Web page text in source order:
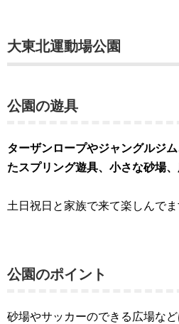
大東北運動場公園
公園の遊具
ターザンロープやジャングルジ
たスプリング遊具、小さな砂場
土日祝日と家族で来て楽しんでま
公園のポイント
砂場やサッカーのできる広場な